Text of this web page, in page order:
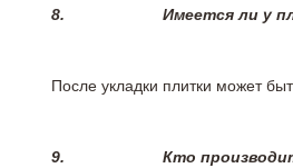
8. Имеется ли у
После укладки плитки может
9. Кто